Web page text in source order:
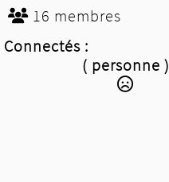
16 membres
Connectés :
( personne )